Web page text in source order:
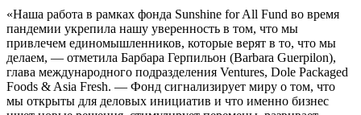
«Наша работа в рамках фонда Sunshine for All Fund во время
пандемии укрепила нашу уверенность в том, что мы
привлечем единомышленников, которые верят в то, что мы
делаем, — отметила Барбара Герпильон (Barbara Guerpilon),
глава международного подразделения Ventures, Dole Packaged
Foods & Asia Fresh. — Фонд сигнализирует миру о том, что
мы открыты для деловых инициатив и что именно бизнес